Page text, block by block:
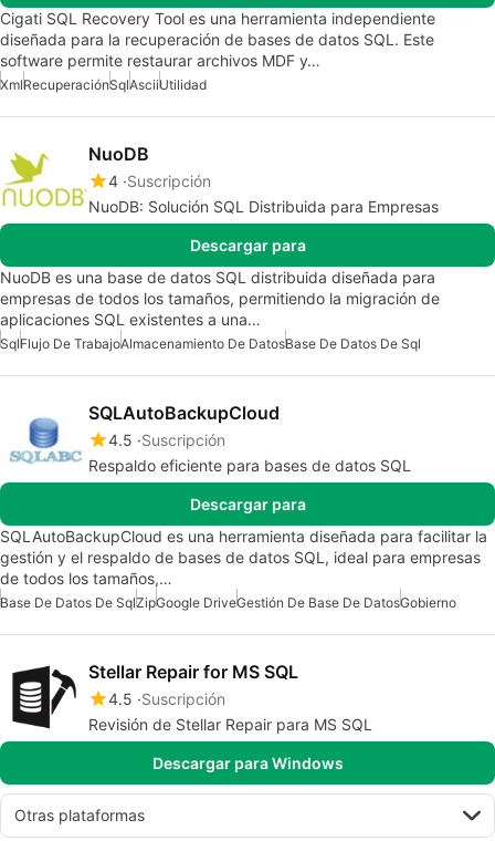
Cigati SQL Recovery Tool es una herramienta independiente
diseñada para la recuperación de bases de datos SQL. Este
software permite restaurar archivos MDF y…
XmlRecuperaciónSqlAsciiUtilidad
NuoDB
4 Suscripción
NuoDB: Solución SQL Distribuida para Empresas
Descargar para
NuoDB es una base de datos SQL distribuida diseñada para
empresas de todos los tamaños, permitiendo la migración de
aplicaciones SQL existentes a una…
SqlFlujo De TrabajoAlmacenamiento De DatosBase De Datos De Sql
SQLAutoBackupCloud
4.5 Suscripción
Respaldo eficiente para bases de datos SQL
Descargar para
SQLAutoBackupCloud es una herramienta diseñada para facilitar la
gestión y el respaldo de bases de datos SQL, ideal para empresas
de todos los tamaños,…
Base De Datos De SqlZipGoogle DriveGestión De Base De DatosGobierno
Stellar Repair for MS SQL
4.5 Suscripción
Revisión de Stellar Repair para MS SQL
Descargar para Windows
Otras plataformas